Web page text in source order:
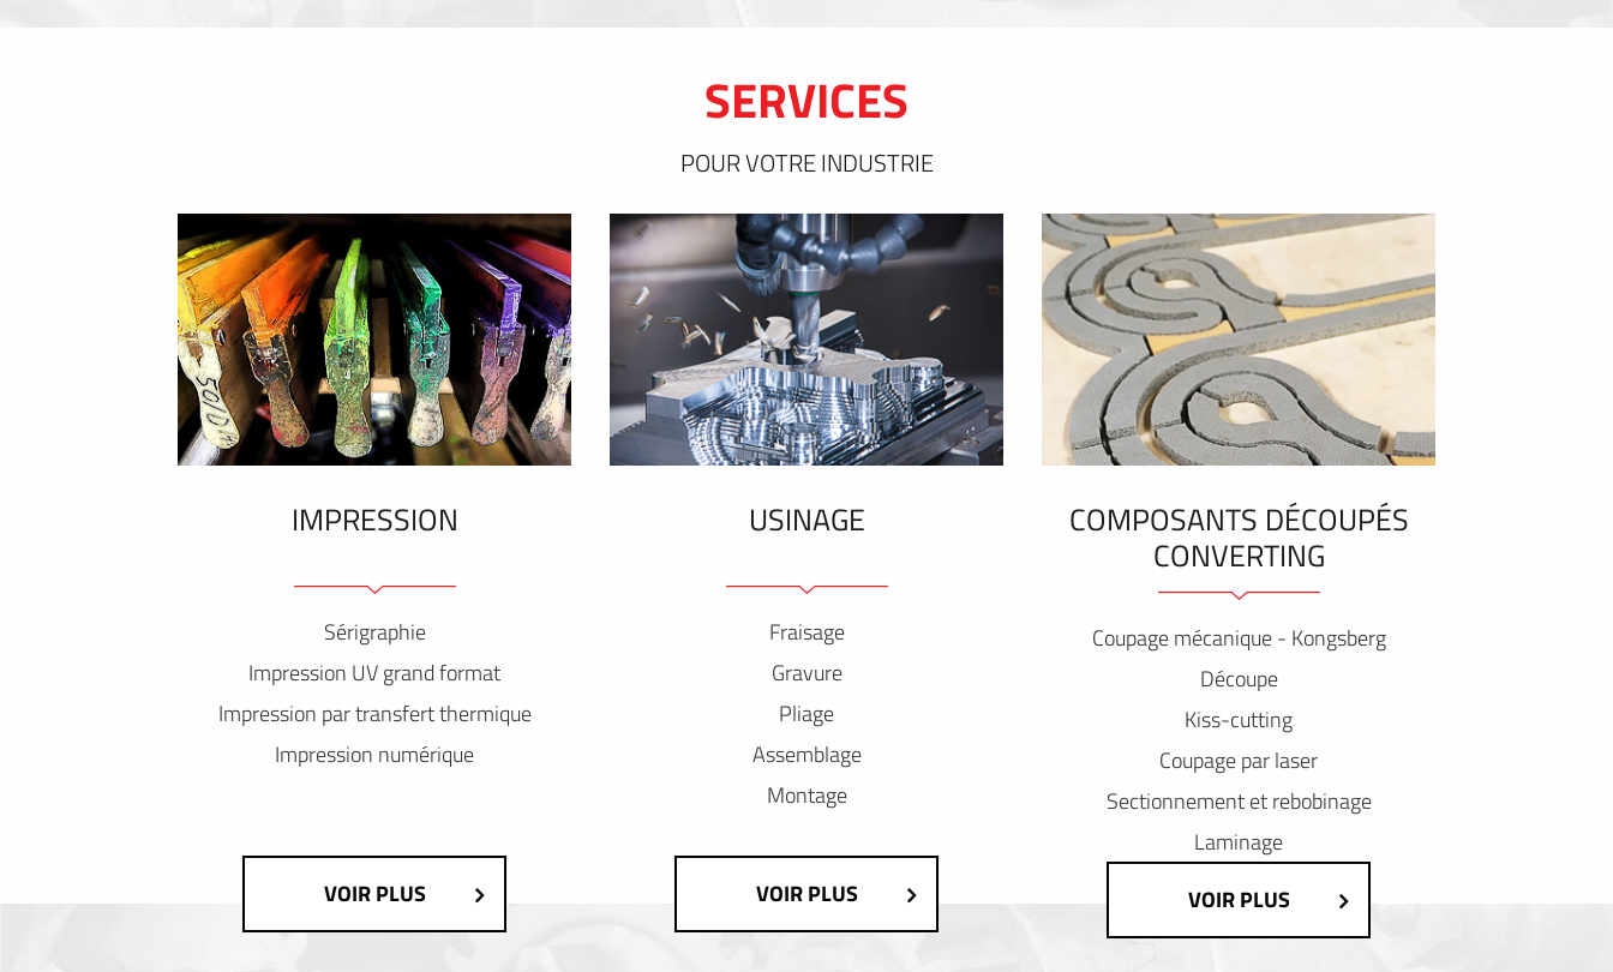
SERVICES
POUR VOTRE INDUSTRIE
IMPRESSION
Sérigraphie
Impression UV grand format
Impression par transfert thermique
Impression numérique
VOIR PLUS
USINAGE
Fraisage
Gravure
Pliage
Assemblage
Montage
VOIR PLUS
COMPOSANTS DÉCOUPÉS
CONVERTING
Coupage mécanique - Kongsberg
Découpe
Kiss-cutting
Coupage par laser
Sectionnement et rebobinage
Laminage
VOIR PLUS